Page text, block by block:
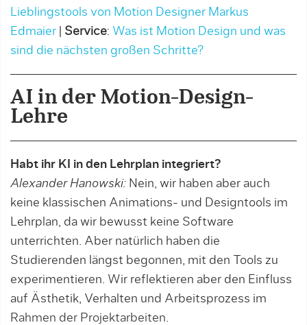
Lieblingstools von Motion Designer Markus
Edmaier
Service: Was ist Motion Design und was
sind die nächsten großen Schritte?
AI in der Motion-Design-
Lehre
Habt ihr KI in den Lehrplan integriert?
Alexander Hanowski: Nein, wir haben aber auch
keine klassischen Animations- und Designtools im
Lehrplan, da wir bewusst keine Software
unterrichten. Aber natürlich haben die
Studierenden längst begonnen, mit den Tools zu
experimentieren. Wir reflektieren aber den Einfluss
auf Ästhetik, Verhalten und Arbeitsprozess im
Rahmen der Projektarbeiten.